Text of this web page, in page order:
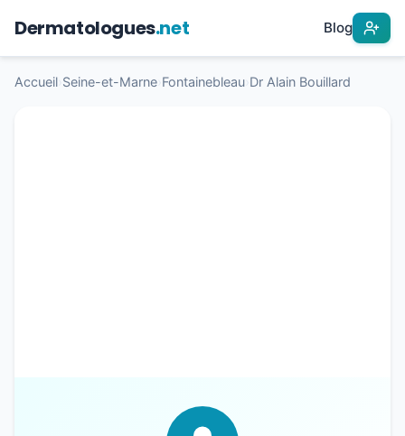
Dermatologues.net Blog
Accueil Seine-et-Marne Fontainebleau Dr Alain Bouillard